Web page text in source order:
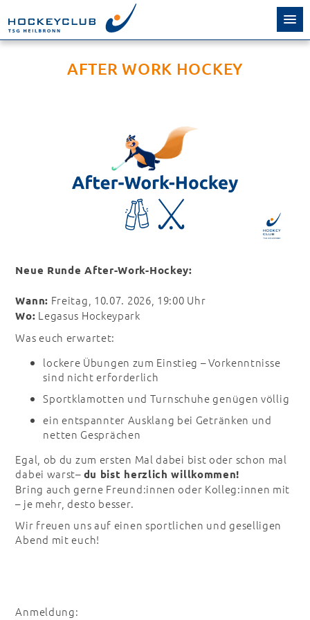
AFTER WORK HOCKEY
Neue Runde After-Work-Hockey:
Wann: Freitag, 10.07. 2026, 19:00 Uhr
Wo: Legasus Hockeypark
Was euch erwartet:
lockere Übungen zum Einstieg – Vorkenntnisse
sind nicht erforderlich
Sportklamotten und Turnschuhe genügen völlig
ein entspannter Ausklang bei Getränken und
netten Gesprächen
Egal, ob du zum ersten Mal dabei bist oder schon mal
dabei warst– du bist herzlich willkommen!
Bring auch gerne Freund:innen oder Kolleg:innen mit
– je mehr, desto besser.
Wir freuen uns auf einen sportlichen und geselligen
Abend mit euch!
Anmeldung: